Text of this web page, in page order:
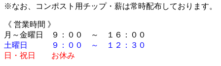
※なお、コンポスト用チップ・薪は常時配布しております。
《 営業時間 》
月～金曜日 ９：００ ～ １６：００
土曜日 ９：００ ～ １２：３０
日・祝日 お休み